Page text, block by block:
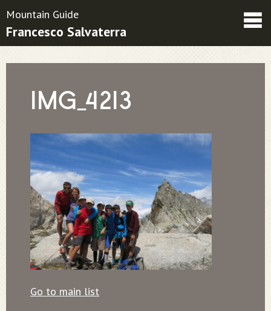
Friends
Mountain Guide
Francesco Salvaterra
IMG_4213
Go to main list